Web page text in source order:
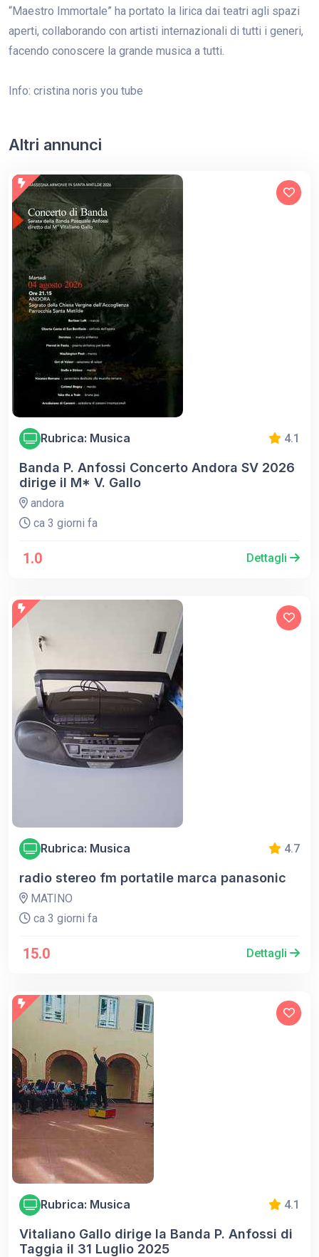
“Maestro Immortale” ha portato la lirica dai teatri agli spazi
aperti, collaborando con artisti internazionali di tutti i generi,
facendo conoscere la grande musica a tutti.
Info: cristina noris you tube
Altri annunci
Rubrica: Musica 4.1
Banda P. Anfossi Concerto Andora SV 2026
dirige il M* V. Gallo
andora
ca 3 giorni fa
1.0 Dettagli
Rubrica: Musica 4.7
radio stereo fm portatile marca panasonic
MATINO
ca 3 giorni fa
15.0 Dettagli
Rubrica: Musica 4.1
Vitaliano Gallo dirige la Banda P. Anfossi di
Taggia il 31 Luglio 2025